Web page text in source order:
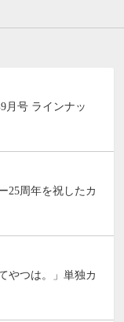
月号 ラインナッ
25周年を祝したカ
やつは。」単独カ